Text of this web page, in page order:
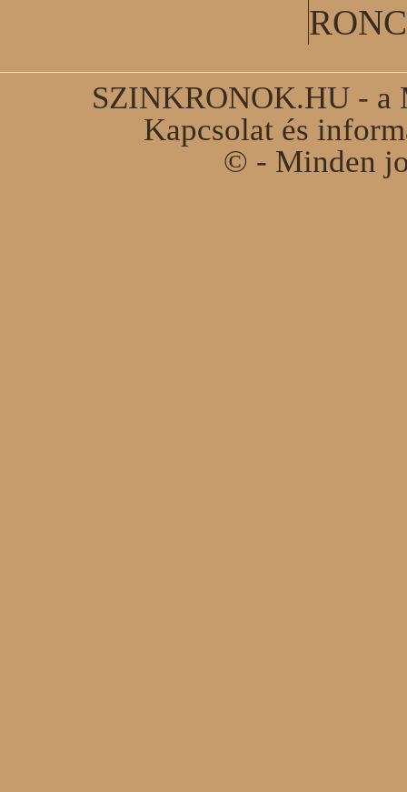
SZINKRONOK.HU - a
Kapcsolat és
© - Minden